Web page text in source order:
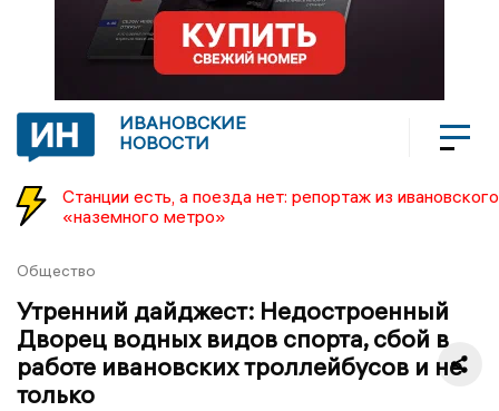
ИВАНОВСКИЕ
НОВОСТИ
Станции есть, а поезда нет: репортаж из ивановского
«наземного метро»
Общество
Утренний дайджест: Недостроенный
Дворец водных видов спорта, сбой в
работе ивановских троллейбусов и не
только